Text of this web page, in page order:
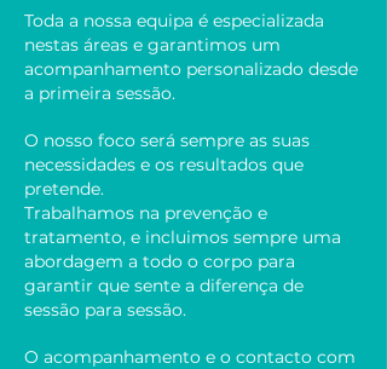
Toda a nossa equipa é especializada
nestas áreas e garantimos um
acompanhamento personalizado desde
a primeira sessão.
O nosso foco será sempre as suas
necessidades e os resultados que
pretende.
Trabalhamos na prevenção e
tratamento, e incluimos sempre uma
abordagem a todo o corpo para
garantir que sente a diferença de
sessão para sessão.
O acompanhamento e o contacto com